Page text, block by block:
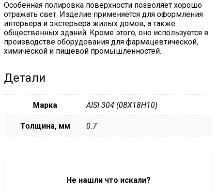
Особенная полировка поверхности позволяет хорошо
отражать свет. Изделие применяется для оформления
интерьера и экстерьера жилых домов, а также
общественных зданий. Кроме этого, оно используется в
производстве оборудования для фармацевтической,
химической и пищевой промышленностей.
Детали
Марка AISI 304 (08Х18Н10)
Толщина, мм 0.7
Не нашли что искали?